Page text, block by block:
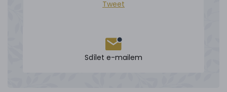
Tweet
Sdílet e-mailem